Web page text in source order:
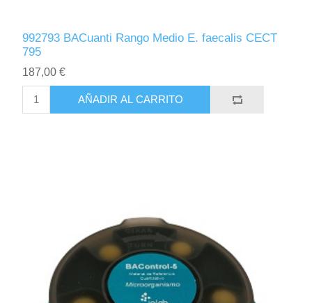
992793 BACuanti Rango Medio E. faecalis CECT
795
187,00 €
AÑADIR AL CARRITO